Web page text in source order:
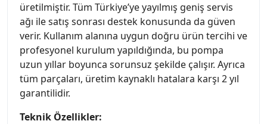
üretilmiştir. Tüm Türkiye’ye yayılmış geniş servis
ağı ile satış sonrası destek konusunda da güven
verir. Kullanım alanına uygun doğru ürün tercihi ve
profesyonel kurulum yapıldığında, bu pompa
uzun yıllar boyunca sorunsuz şekilde çalışır. Ayrıca
tüm parçaları, üretim kaynaklı hatalara karşı 2 yıl
garantilidir.
Teknik Özellikler: